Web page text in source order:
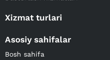
Xizmat turlari
Asosiy sahifalar
Bosh sahifa